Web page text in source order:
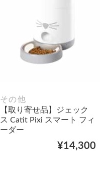
その他
【取り寄せ品】ジェック
ス Catit Pixi スマート フィ
ーダー
¥14,300